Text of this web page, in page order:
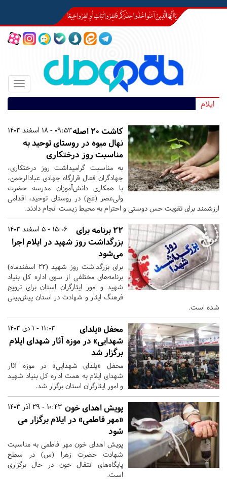
Toggle
ایلام
09:53 - 18 اسفند 1403کاشت 20 اصله
نهال میوه در روستای توحید به
مناسبت روز درختکاری
به مناسبت گرامیداشت روز درختکاری،
جهادگران فعال قرارگاه جهادی عبادالرحمن،
با همکاری دانش‌آموزان مدرسه حضرت
ولی‌عصر (عج) در روستای توحید، اقدامی
ارزشمند برای تقویت حس دوستی و احترام به محیط زیست انجام دادند.
15:06 - 5 اسفند 1403
۲۲ برنامه برای
بزرگداشت روز شهید در ایلام اجرا
می‌شود
برای بزرگداشت روز شهید (۲۲ اسفندماه)
برنامه‌های مختلفی از سوی اداره کل بنیاد
شهید و امور ایثارگران استان برای ترویج
فرهنگ ایثار و شهادت در استان پیش‌بینی
شده است.
11:03 - 1 دی 1403
محفل «یلدای
شهدایی» در موزه آثار شهدای ایلام
برگزار شد
محفل «یلدای شهدایی» در موزه آثار
شهدای ایلام به همت اداره کل بنیاد شهید
و امور ایثارگران استان برگزار شد.
10:43 - 29 آذر 1403 پویش اهدای خون
«مهر فاطمی» در ایلام برگزار می
شود
پویش اهدای خون مهر فاطمی به مناسبت
شهادت حضرت زهرا (س) در سطح
پایگاه‌های انتقال خون در حال برگزاری
است.